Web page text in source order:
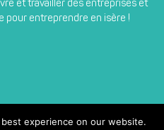
et travailler des entreprises et
pour entreprendre en isère !
experience on our website.